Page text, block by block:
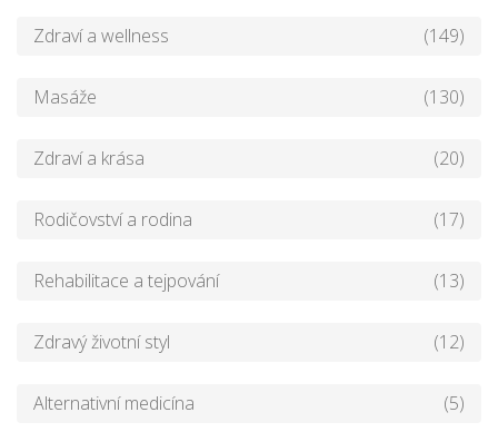
Zdraví a wellness (149)
Masáže (130)
Zdraví a krása (20)
Rodičovství a rodina (17)
Rehabilitace a tejpování (13)
Zdravý životní styl (12)
Alternativní medicína (5)